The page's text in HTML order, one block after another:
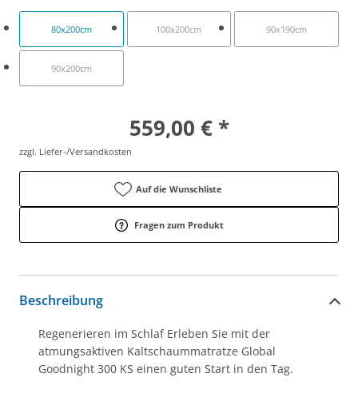
80x200cm 100x200cm 90x190cm
90x200cm
559,00 € *
zzgl. Liefer-/Versandkosten
Auf die Wunschliste
Fragen zum Produkt
Beschreibung
Regenerieren im Schlaf Erleben Sie mit der
atmungsaktiven Kaltschaummatratze Global
Goodnight 300 KS einen guten Start in den Tag.